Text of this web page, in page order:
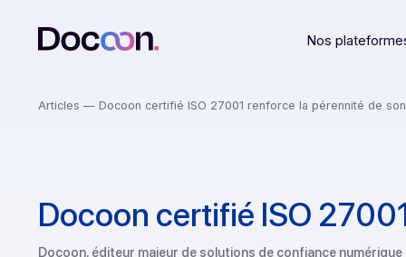
Nos
— Docoon certifié ISO 27001 renforce la
Docoon certifié ISO